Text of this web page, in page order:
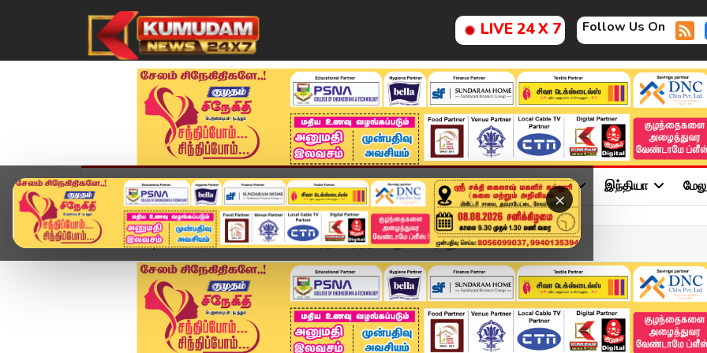
LIVE 24 X 7 Follow Us On
×
முகப்பு விளையாட்டு அண்மை தமிழ்நாடு சினிமா அரசியல் விளையாட்டு இந்தியா
Home வீடியோ ஸ்டோரி BREAKING : உச்ச நீதிமன்றத்தில் மறுசீராய்வு மனு....